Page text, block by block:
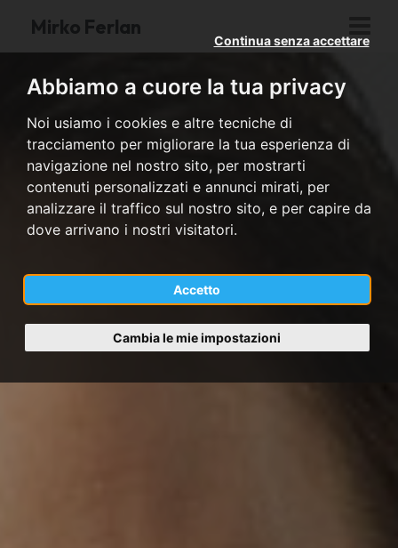
Abbiamo a cuore la tua privacy
Noi usiamo i cookies e altre tecniche di
tracciamento per migliorare la tua esperienza di
navigazione nel nostro sito, per mostrarti
contenuti personalizzati e annunci mirati, per
analizzare il traffico sul nostro sito, e per capire da
dove arrivano i nostri visitatori.
Accetto
Continua senza accettare
Cambia le mie impostazioni
Mirko Ferlan